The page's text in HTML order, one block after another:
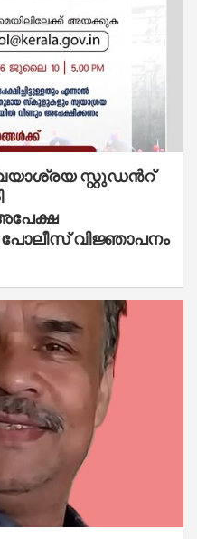
സ്റ്റുഡന്‍റ്
വിജ്ഞാപനം